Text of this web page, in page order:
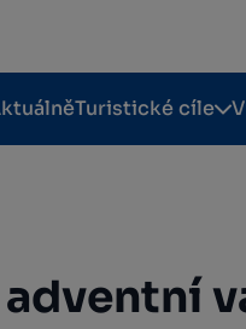
Turistické cíle
adventní